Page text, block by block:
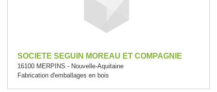
SOCIETE SEGUIN MOREAU ET COMPAGNIE
16100 MERPINS - Nouvelle-Aquitaine
Fabrication d'emballages en bois